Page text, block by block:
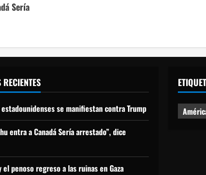
Sería
se manifiestan contra Trump
entra a Canadá Sería arrestado”, dice
el penoso regreso a las ruinas en Gaza